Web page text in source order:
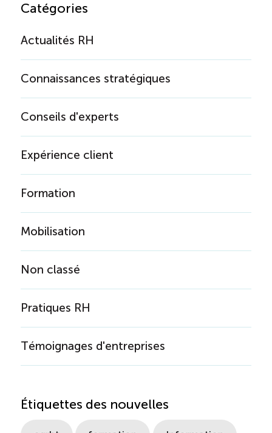
Catégories
Actualités RH
Connaissances stratégiques
Conseils d'experts
Expérience client
Formation
Mobilisation
Non classé
Pratiques RH
Témoignages d'entreprises
Étiquettes des nouvelles